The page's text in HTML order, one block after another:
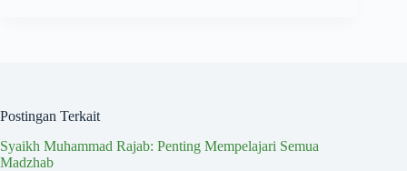
Postingan Terkait
Syaikh Muhammad Rajab: Penting Mempelajari Semua
Madzhab